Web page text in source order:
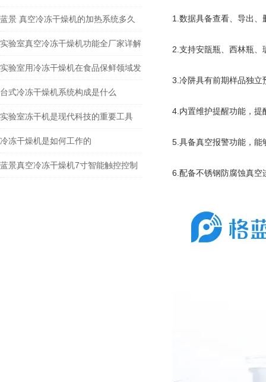
界
蓝景 真空冷冻干燥机的加热系统多久
需要维护一次？
实验室真空冷冻干燥机功能全厂家详解
实验室用冷冻干燥机在食品保鲜领域发
挥着重要作用
台式冷冻干燥机系统构成是什么
实验室冻干机是现代科技的重要工具
冷冻干燥机是如何工作的
蓝景真空冷冻干燥机7寸智能触控控制
1.数据具备查看、导出
2.支持安瓿瓶、西林瓶
3.冷阱具有前期样品独立
4.内置维护提醒功能，提
5.具备真空报警功能，能
6.配备不锈钢防腐蚀真